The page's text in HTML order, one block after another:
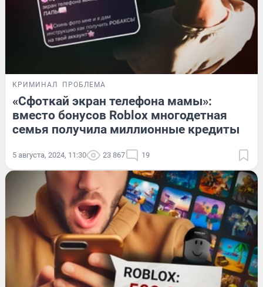
КРИМИНАЛ ПРОБЛЕМА
«Сфоткай экран телефона мамы»:
вместо бонусов Roblox многодетная
семья получила миллионные кредиты
5 августа, 2024, 11:30 23 867 19